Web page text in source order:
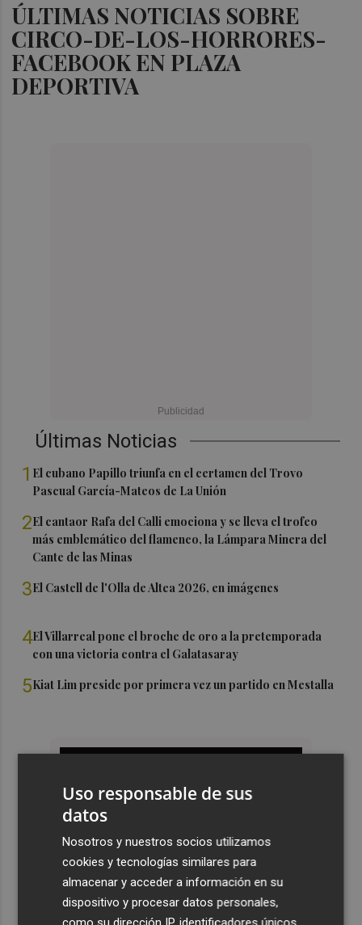
ÚLTIMAS NOTICIAS SOBRE
CIRCO-DE-LOS-HORRORES-
FACEBOOK EN PLAZA
DEPORTIVA
Últimas Noticias
1 El cubano Papillo triunfa en el certamen del Trovo
Pascual García-Mateos de La Unión
2El cantaor Rafa del Calli emociona y se lleva el trofeo
más emblemático del flamenco, la Lámpara Minera del
Cante de las Minas
3El Castell de l'Olla de Altea 2026, en imágenes
4El Villarreal pone el broche de oro a la pretemporada
con una victoria contra el Galatasaray
5Kiat Lim preside por primera vez un partido en Mestalla
Uso responsable de sus
datos
Nosotros y nuestros socios utilizamos
cookies y tecnologías similares para
almacenar y acceder a información en su
dispositivo y procesar datos personales,